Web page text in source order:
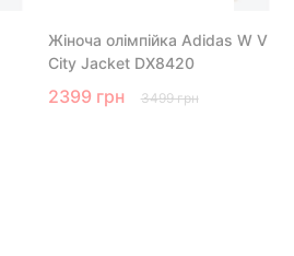
Жіноча олімпійка Adidas W V
City Jacket DX8420
2399 грн 3499 грн